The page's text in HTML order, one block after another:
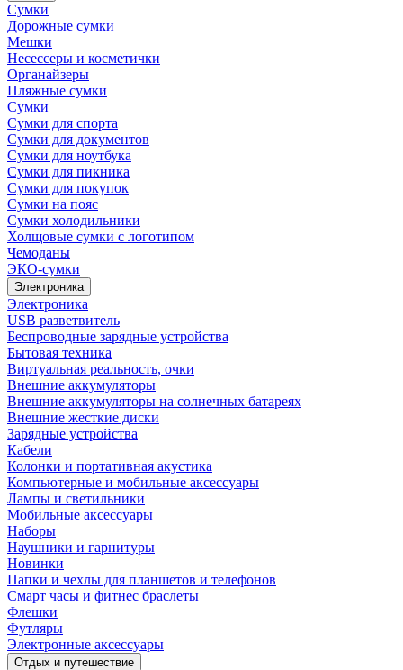
Сумки
Дорожные сумки
Мешки
Несессеры и косметички
Органайзеры
Пляжные сумки
Сумки
Сумки для спорта
Сумки для документов
Сумки для ноутбука
Сумки для пикника
Сумки для покупок
Сумки на пояс
Сумки холодильники
Холщовые сумки с логотипом
Чемоданы
ЭКО-сумки
Электроника
Электроника
USB разветвитель
Беспроводные зарядные устройства
Бытовая техника
Виртуальная реальность, очки
Внешние аккумуляторы
Внешние аккумуляторы на солнечных батареях
Внешние жесткие диски
Зарядные устройства
Кабели
Колонки и портативная акустика
Компьютерные и мобильные аксессуары
Лампы и светильники
Мобильные аксессуары
Наборы
Наушники и гарнитуры
Новинки
Папки и чехлы для планшетов и телефонов
Смарт часы и фитнес браслеты
Флешки
Футляры
Электронные аксессуары
Отдых и путешествие